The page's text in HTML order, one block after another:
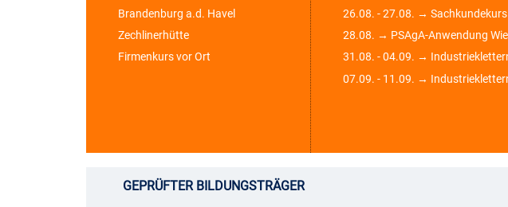
Brandenburg a.d. Havel
Zechlinerhütte
Firmenkurs vor Ort
26.08. - 27.08. →
28.08. → PSAgA-Anwendung
31.08. - 04.09. →
07.09. - 11.09. →
GEPRÜFTER BILDUNGSTRÄGER